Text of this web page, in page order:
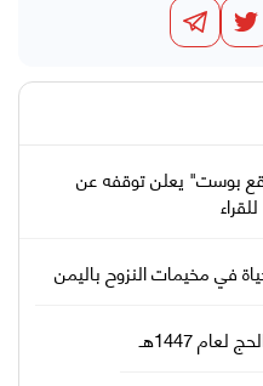
بوست" يعلن توقفه عن
في مخيمات النزوح باليمن
1447هـ